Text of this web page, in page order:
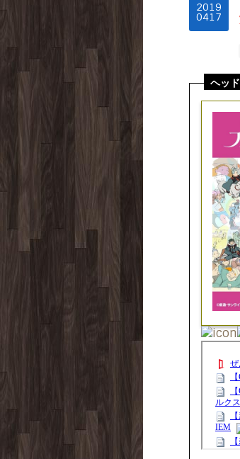
2019
0417
ヘッ